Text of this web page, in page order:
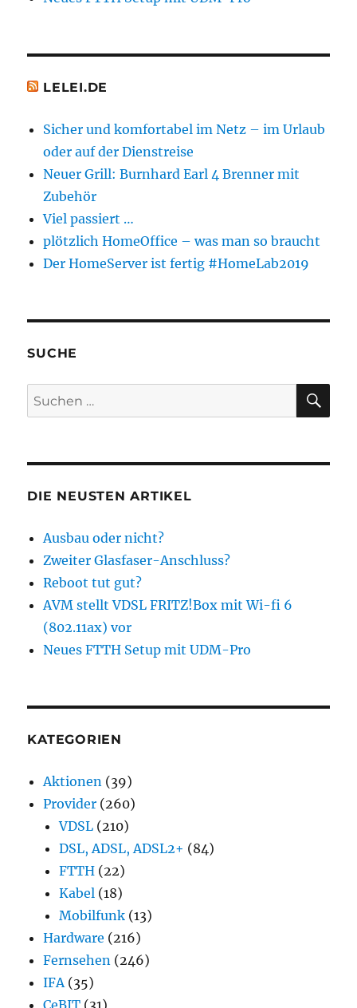
LELEI.DE
Sicher und komfortabel im Netz – im Urlaub
oder auf der Dienstreise
Neuer Grill: Burnhard Earl 4 Brenner mit
Zubehör
Viel passiert …
plötzlich HomeOffice – was man so braucht
Der HomeServer ist fertig #HomeLab2019
SUCHE
Suchen
nach:
DIE NEUSTEN ARTIKEL
Ausbau oder nicht?
Zweiter Glasfaser-Anschluss?
Reboot tut gut?
AVM stellt VDSL FRITZ!Box mit Wi-fi 6
(802.11ax) vor
Neues FTTH Setup mit UDM-Pro
KATEGORIEN
Aktionen (39)
Provider (260)
VDSL (210)
DSL, ADSL, ADSL2+ (84)
FTTH (22)
Kabel (18)
Mobilfunk (13)
Hardware (216)
Fernsehen (246)
IFA(35)